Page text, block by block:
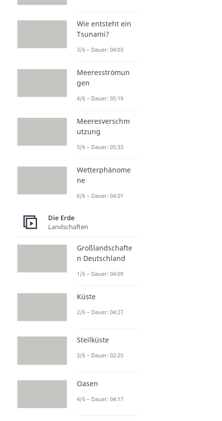
Wie entsteht ein
Tsunami?
3/6 – Dauer: 04:03
Meeresströmun
gen
4/6 – Dauer: 05:19
Meeresverschm
utzung
5/6 – Dauer: 05:33
Wetterphänome
ne
6/6 – Dauer: 04:01
Die Erde
Landschaften
Großlandschafte
n Deutschland
1/6 – Dauer: 04:09
Küste
2/6 – Dauer: 04:27
Steilküste
3/6 – Dauer: 02:25
Oasen
4/6 – Dauer: 04:17